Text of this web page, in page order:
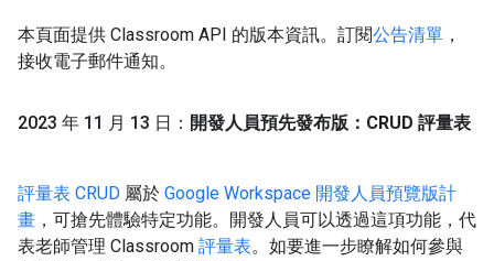
本頁面提供 Classroom API 的版本資訊。訂閱公告清單 ，
接收電子郵件通知。
2023 年 11 月 13 日： 開發人員預先發布版：CRUD 評量表
評量表 CRUD 屬於 Google Workspace 開發人員預覽版計
畫 ，可搶先體驗特定功能。開發人員可以透過這項功能，代
表老師管理 Classroom 評量表。如要進一步瞭解如何參與